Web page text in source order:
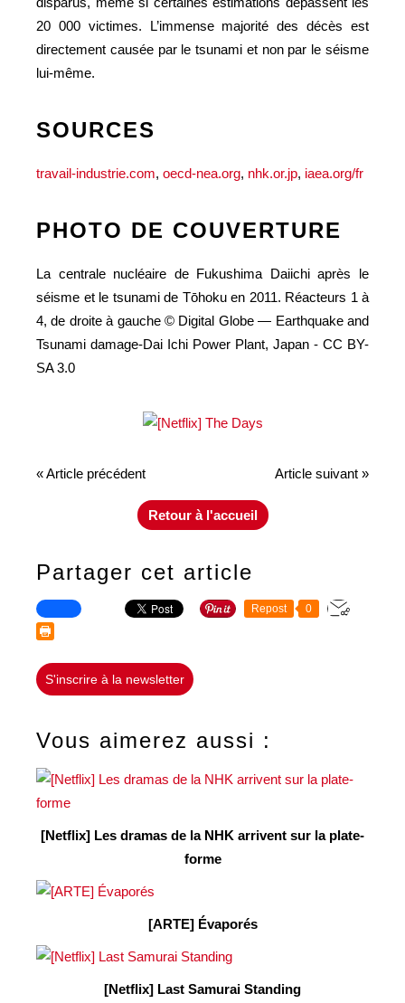
20 000 victimes. L’immense majorité des décès est
directement causée par le tsunami et non par le séisme
lui-même.
SOURCES
travail-industrie.com, oecd-nea.org, nhk.or.jp, iaea.org/fr
PHOTO DE COUVERTURE
La centrale nucléaire de Fukushima Daiichi après le
séisme et le tsunami de Tōhoku en 2011. Réacteurs 1 à
4, de droite à gauche © Digital Globe — Earthquake and
Tsunami damage-Dai Ichi Power Plant, Japan - CC BY-
SA 3.0
« Article précédent Article suivant »
Retour à l'accueil
Partager cet article
Repost 0
S'inscrire à la newsletter
Vous aimerez aussi :
[Netflix] Les dramas de la NHK arrivent sur la plate-
forme
[ARTE] Évaporés
[Netflix] Last Samurai Standing